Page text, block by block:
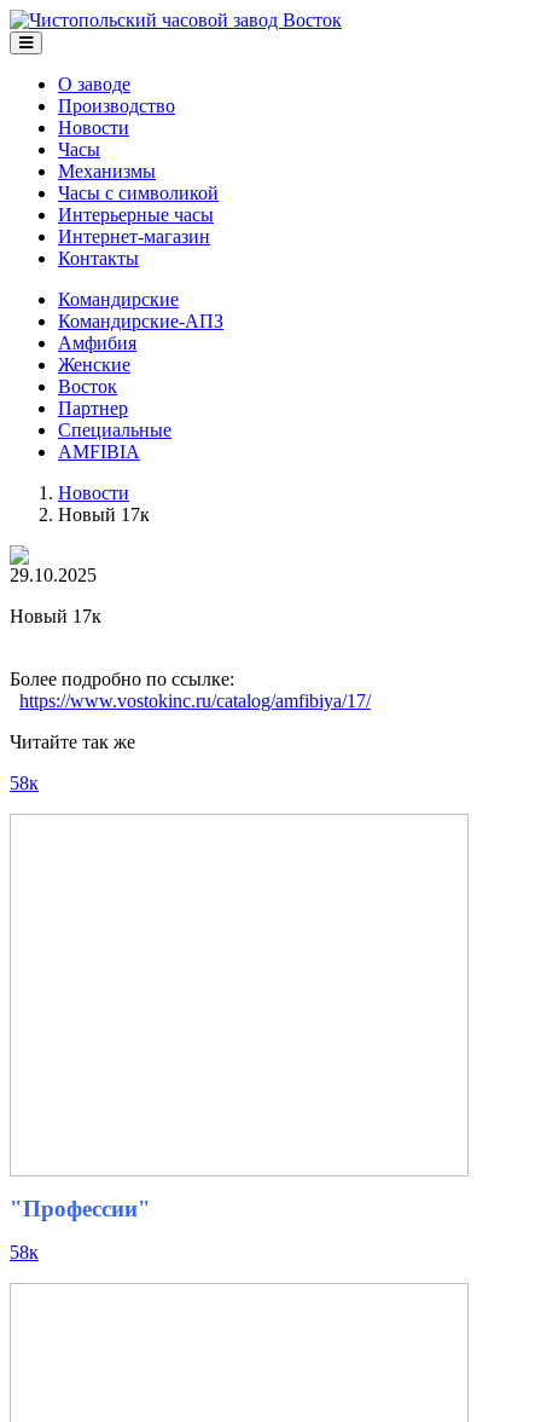
О заводе
Производство
Новости
Часы
Механизмы
Часы с символикой
Интерьерные часы
Интернет-магазин
Контакты
Командирские
Командирские-АПЗ
Амфибия
Женские
Восток
Партнер
Специальные
AMFIBIA
Новости
Новый 17к
29.10.2025
Новый 17к
Более подробно по ссылке:
https://www.vostokinc.ru/catalog/amfibiya/17/
Читайте так же
58к
"Профессии"
58к